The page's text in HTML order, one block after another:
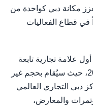
مكانة دبي كواحدة من
في قطاع الفعاليات
جلفود (26 – 30 يناير) أول علامة تجارية تابعة
لشركة إن دي يتم تنظيمه في عام 2026، حيث سيُقام بحجم غير
دبي التجاري العالمي
والمعارض،